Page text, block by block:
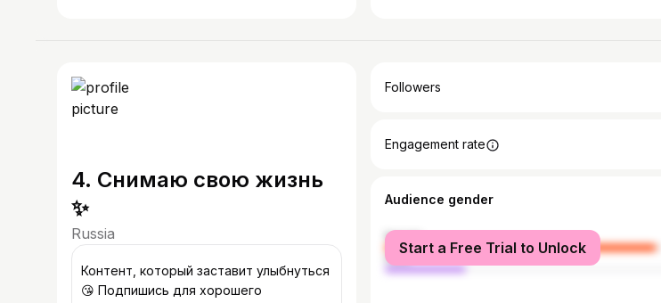
4. Снимаю свою жизнь
✨
Russia
Контент, который заставит улыбнуться
😘 Подпишись для хорошего
Followers
Engagement rate
Audience gender
female
male
Start a Free Trial to Unlock